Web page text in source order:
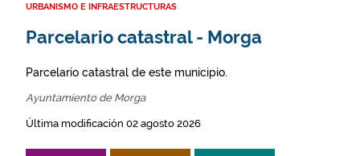
URBANISMO E INFRAESTRUCTURAS
Parcelario catastral - Morga
Parcelario catastral de este municipio.
Ayuntamiento de Morga
Última modificación 02 agosto 2026